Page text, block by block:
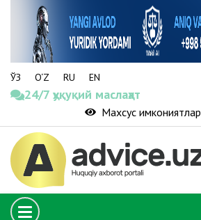
ЎЗ O‘Z RU EN
24/7 ҳуқуқий маслаҳат
Махсус имкониятлар